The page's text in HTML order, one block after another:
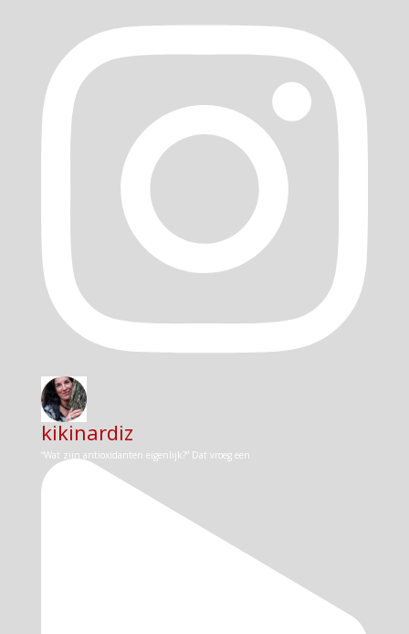
kikinardiz
“Wat zijn antioxidanten eigenlijk?” Dat vroeg een